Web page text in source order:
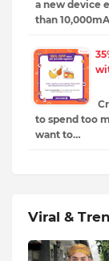
a new device
than
to spend too
want to…
Viral &